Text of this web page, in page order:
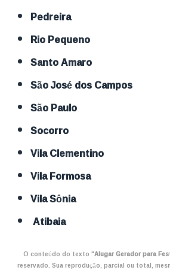
Pedreira
Rio Pequeno
Santo Amaro
São José dos Campos
São Paulo
Socorro
Vila Clementino
Vila Formosa
Vila Sônia
Atibaia
O conteúdo do texto "Alugar Gerador para
reservado. Sua reprodução, parcial ou total,